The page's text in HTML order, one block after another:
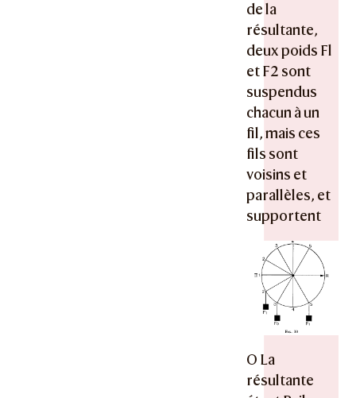
de la
résultante,
deux poids Fl
et F2 sont
suspendus
chacun à un
fil, mais ces
fils sont
voisins et
parallèles, et
supportent
O La
résultante